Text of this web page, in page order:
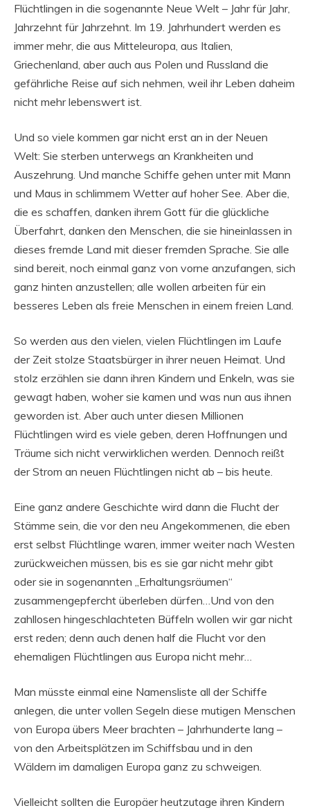
Flüchtlingen in die sogenannte Neue Welt – Jahr für Jahr,
Jahrzehnt für Jahrzehnt. Im 19. Jahrhundert werden es
immer mehr, die aus Mitteleuropa, aus Italien,
Griechenland, aber auch aus Polen und Russland die
gefährliche Reise auf sich nehmen, weil ihr Leben daheim
nicht mehr lebenswert ist.
Und so viele kommen gar nicht erst an in der Neuen
Welt: Sie sterben unterwegs an Krankheiten und
Auszehrung. Und manche Schiffe gehen unter mit Mann
und Maus in schlimmem Wetter auf hoher See. Aber die,
die es schaffen, danken ihrem Gott für die glückliche
Überfahrt, danken den Menschen, die sie hineinlassen in
dieses fremde Land mit dieser fremden Sprache. Sie alle
sind bereit, noch einmal ganz von vorne anzufangen, sich
ganz hinten anzustellen; alle wollen arbeiten für ein
besseres Leben als freie Menschen in einem freien Land.
So werden aus den vielen, vielen Flüchtlingen im Laufe
der Zeit stolze Staatsbürger in ihrer neuen Heimat. Und
stolz erzählen sie dann ihren Kindern und Enkeln, was sie
gewagt haben, woher sie kamen und was nun aus ihnen
geworden ist. Aber auch unter diesen Millionen
Flüchtlingen wird es viele geben, deren Hoffnungen und
Träume sich nicht verwirklichen werden. Dennoch reißt
der Strom an neuen Flüchtlingen nicht ab – bis heute.
Eine ganz andere Geschichte wird dann die Flucht der
Stämme sein, die vor den neu Angekommenen, die eben
erst selbst Flüchtlinge waren, immer weiter nach Westen
zurückweichen müssen, bis es sie gar nicht mehr gibt
oder sie in sogenannten „Erhaltungsräumen“
zusammengepfercht überleben dürfen…Und von den
zahllosen hingeschlachteten Büffeln wollen wir gar nicht
erst reden; denn auch denen half die Flucht vor den
ehemaligen Flüchtlingen aus Europa nicht mehr…
Man müsste einmal eine Namensliste all der Schiffe
anlegen, die unter vollen Segeln diese mutigen Menschen
von Europa übers Meer brachten – Jahrhunderte lang –
von den Arbeitsplätzen im Schiffsbau und in den
Wäldern im damaligen Europa ganz zu schweigen.
Vielleicht sollten die Europäer heutzutage ihren Kindern